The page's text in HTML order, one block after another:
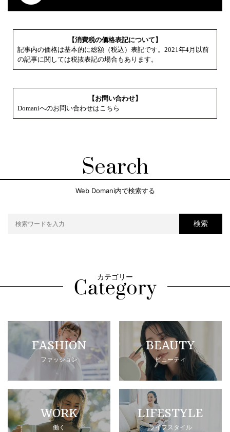
【消費税の価格表記について】
記事内の価格は基本的に総額（税込）表記です。2021年4月以前
の記事に関しては税抜表記の場合もあります。
【お問い合わせ】
Domaniへのお問い合わせはこちら
Search
Web Domani内で検索する
検索
カテゴリー
FASHION
ファッション
BEAUTY
ビューティ
WORK
働く
LIFESTYLE
ライフスタイル